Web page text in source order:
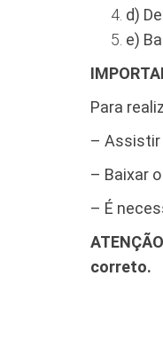
d)
e)
Para
– Assistir
– Baixar
– É
correto.